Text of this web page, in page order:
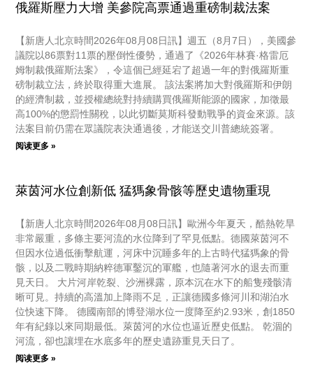
俄羅斯壓力大增 美參院高票通過重磅制裁法案
【新唐人北京時間2026年08月08日訊】週五（8月7日），美國參
議院以86票對11票的壓倒性優勢，通過了《2026年林賽·格雷厄
姆制裁俄羅斯法案》，令這個已經延宕了超過一年的對俄羅斯重
磅制裁立法，終於取得重大進展。 該法案將加大對俄羅斯和伊朗
的經濟制裁，並授權總統對持續購買俄羅斯能源的國家，加徵最
高100%的懲罰性關稅，以此切斷莫斯科發動戰爭的資金來源。該
法案目前仍需在眾議院表決通過後，才能送交川普總統簽署。
阅读更多 »
萊茵河水位創新低 猛獁象骨骸等歷史遺物重現
【新唐人北京時間2026年08月08日訊】歐洲今年夏天，酷熱乾旱
非常嚴重，多條主要河流的水位降到了罕見低點。德國萊茵河不
但因水位過低衝擊航運，河床中沉睡多年的上古時代猛獁象的骨
骸，以及二戰時期納粹德軍鑿沉的軍艦，也隨著河水的退去而重
見天日。 大片河岸乾裂、沙洲裸露，原本沉在水下的船隻殘骸清
晰可見。持續的高溫加上降雨不足，正讓德國多條河川和湖泊水
位快速下降。 德國南部的博登湖水位一度降至約2.93米，創1850
年有紀錄以來同期最低。萊茵河的水位也逼近歷史低點。 乾涸的
河流，卻也讓埋在水底多年的歷史遺跡重見天日了。
阅读更多 »